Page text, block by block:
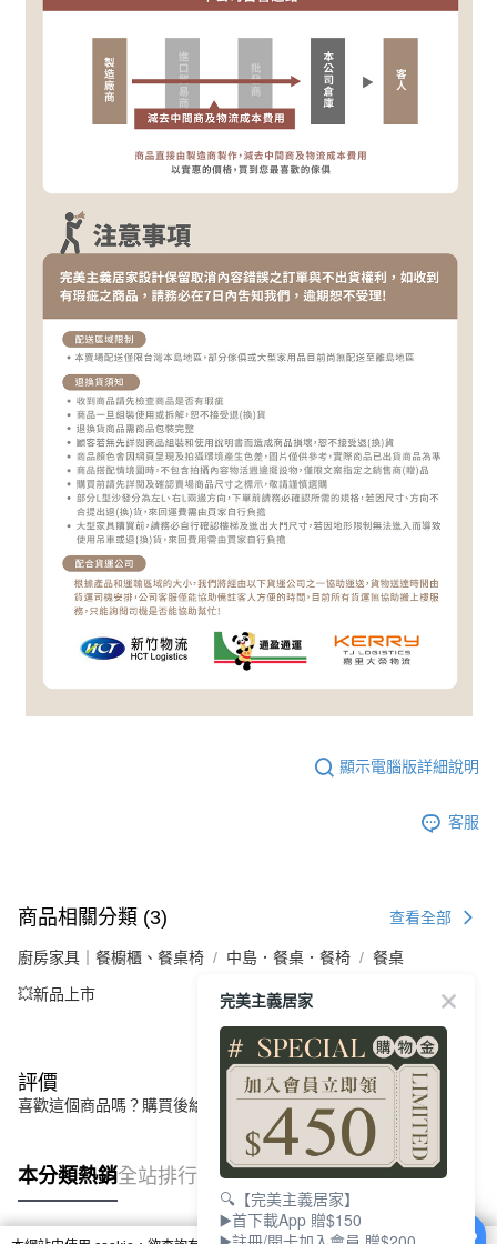
顯示電腦版詳細說明
客服
商品相關分類 (3) 查看全部
廚房家具｜餐櫥櫃、餐桌椅 中島．餐桌．餐椅 餐桌
💥新品上市
評價
喜歡這個商品嗎？購買後給他一個好評吧
本分類熱銷全站排行
完美主義居家
🔍【完美主義居家】
▶️首下載App 贈$150